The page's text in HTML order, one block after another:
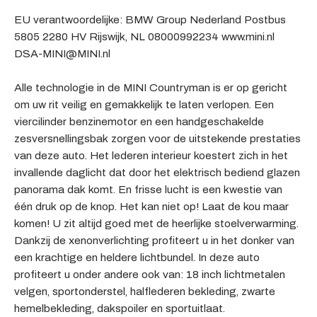
EU verantwoordelijke: BMW Group Nederland Postbus
5805 2280 HV Rijswijk, NL 08000992234 www.mini.nl
DSA-MINI@MINI.nl
Alle technologie in de MINI Countryman is er op gericht
om uw rit veilig en gemakkelijk te laten verlopen. Een
viercilinder benzinemotor en een handgeschakelde
zesversnellingsbak zorgen voor de uitstekende prestaties
van deze auto. Het lederen interieur koestert zich in het
invallende daglicht dat door het elektrisch bediend glazen
panorama dak komt. En frisse lucht is een kwestie van
één druk op de knop. Het kan niet op! Laat de kou maar
komen! U zit altijd goed met de heerlijke stoelverwarming.
Dankzij de xenonverlichting profiteert u in het donker van
een krachtige en heldere lichtbundel. In deze auto
profiteert u onder andere ook van: 18 inch lichtmetalen
velgen, sportonderstel, halflederen bekleding, zwarte
hemelbekleding, dakspoiler en sportuitlaat.